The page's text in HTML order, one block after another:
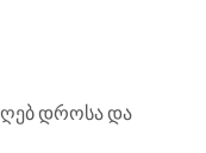
დროსა და